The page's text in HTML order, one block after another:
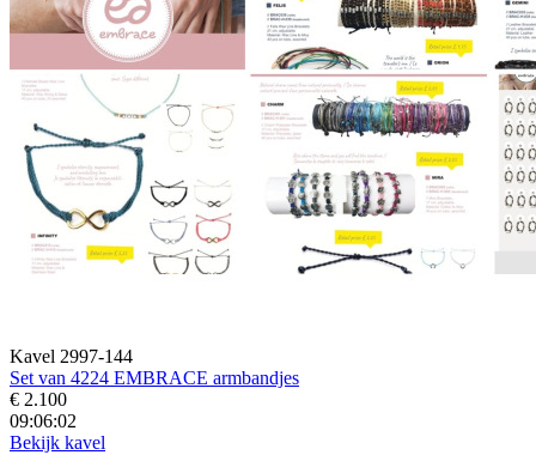
Kavel 2997-144
Set van 4224 EMBRACE armbandjes
€ 2.100
09:06:00
Bekijk kavel